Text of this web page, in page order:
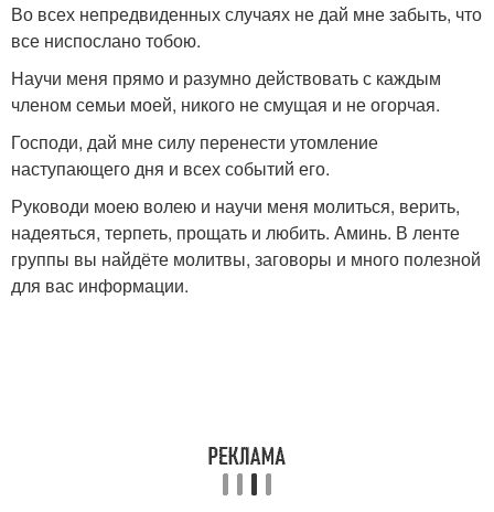
Во всех непредвиденных случаях не дай мне забыть, что
все ниспослано тобою.
Научи меня прямо и разумно действовать с каждым
членом семьи моей, никого не смущая и не огорчая.
Господи, дай мне силу перенести утомление
наступающего дня и всех событий его.
Руководи моею волею и научи меня молиться, верить,
надеяться, терпеть, прощать и любить. Аминь. В ленте
группы вы найдёте молитвы, заговоры и много полезной
для вас информации.